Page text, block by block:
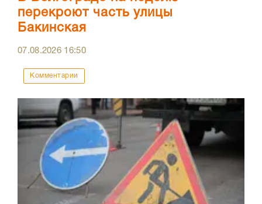
перекроют часть улицы
Бакинская
07.08.2026 16:50
Комментарии